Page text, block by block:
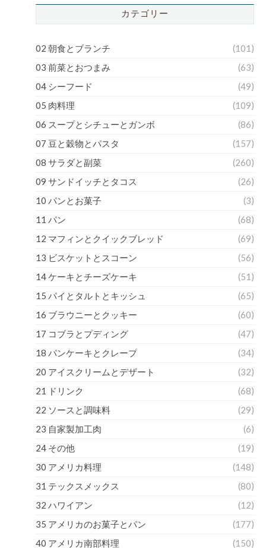
カテゴリー
02 朝食とブランチ
(101)
03 前菜とおつまみ
(63)
04 シーフード
(49)
05 肉料理
(109)
06 スープとシチューとガンボ
(86)
07 豆と穀物とパスタ
(157)
08 サラダと副菜
(260)
09 サンドイッチとタコス
(26)
10 パンとお菓子
(3)
11 パン
(68)
12 マフィンとクイックブレッド
(69)
13 ビスケットとスコーン
(56)
14 ケーキとチーズケーキ
(51)
15 パイとタルトとキッシュ
(65)
16 ブラウニーとクッキー
(60)
17 コブラとプディング
(47)
18 パンケーキとクレープ
(34)
20 アイスクリームとデザート
(32)
21 ドリンク
(68)
22 ソースと調味料
(29)
23 自家製加工肉
(6)
24 その他
(19)
30 アメリカ料理
(148)
31 テックスメックス
(80)
32 ハワイアン
(12)
35 アメリカのお菓子とパン
(177)
40 アメリカ南部料理
(150)